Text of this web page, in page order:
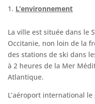
L’environnement
La ville est située dans le
Occitanie, non loin de la
des stations de ski dans
à 2 heures de la Mer
Atlantique.
L’aéroport international